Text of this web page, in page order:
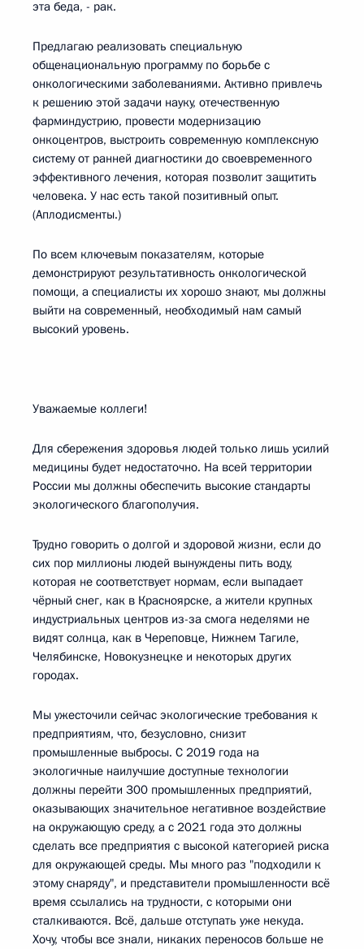
эта беда, - рак.
Предлагаю реализовать специальную
общенациональную программу по борьбе с
онкологическими заболеваниями. Активно привлечь
к решению этой задачи науку, отечественную
фарминдустрию, провести модернизацию
онкоцентров, выстроить современную комплексную
систему от ранней диагностики до своевременного
эффективного лечения, которая позволит защитить
человека. У нас есть такой позитивный опыт.
(Аплодисменты.)
По всем ключевым показателям, которые
демонстрируют результативность онкологической
помощи, а специалисты их хорошо знают, мы должны
выйти на современный, необходимый нам самый
высокий уровень.
Уважаемые коллеги!
Для сбережения здоровья людей только лишь усилий
медицины будет недостаточно. На всей территории
России мы должны обеспечить высокие стандарты
экологического благополучия.
Трудно говорить о долгой и здоровой жизни, если до
сих пор миллионы людей вынуждены пить воду,
которая не соответствует нормам, если выпадает
чёрный снег, как в Красноярске, а жители крупных
индустриальных центров из-за смога неделями не
видят солнца, как в Череповце, Нижнем Тагиле,
Челябинске, Новокузнецке и некоторых других
городах.
Мы ужесточили сейчас экологические требования к
предприятиям, что, безусловно, снизит
промышленные выбросы. С 2019 года на
экологичные наилучшие доступные технологии
должны перейти 300 промышленных предприятий,
оказывающих значительное негативное воздействие
на окружающую среду, а с 2021 года это должны
сделать все предприятия с высокой категорией риска
для окружающей среды. Мы много раз "подходили к
этому снаряду", и представители промышленности всё
время ссылались на трудности, с которыми они
сталкиваются. Всё, дальше отступать уже некуда.
Хочу, чтобы все знали, никаких переносов больше не